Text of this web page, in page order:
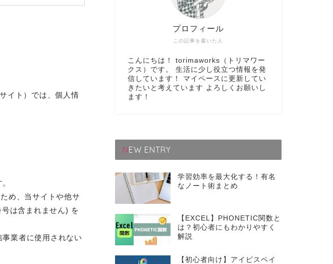
イト）では、個人情
め、当サイトや他サ
は含まれません) を
業者に使用されない
この記事を書いた人
プロフィール
こんにちは！ torimaworks（トリマワー
クス）です。 生活に少し役立つ情報を発
信しています！ マイペースに更新してい
きたいと考えています よろしくお願いし
ます！
NEW ENTRY
学習効率を最大化する！有名
なノート術まとめ
【EXCEL】PHONETIC関数と
は？初心者にもわかりやすく
解説
【初心者向け】アイビスペイ